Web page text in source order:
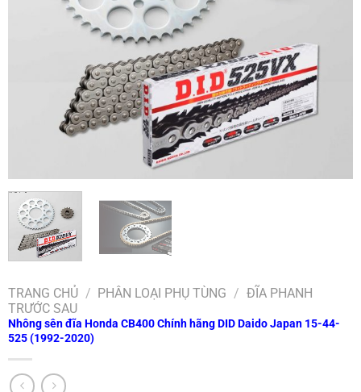
TRANG CHỦ / PHÂN LOẠI PHỤ TÙNG / ĐĨA PHANH
TRƯỚC SAU
Nhông sên đĩa Honda CB400 Chính hãng DID Daido Japan 15-44-
525 (1992-2020)